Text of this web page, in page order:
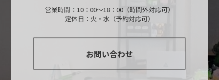
営業時間：10：00～18：00（時間外対応可）
定休日：火・水（予約対応可）
お問い合わせ